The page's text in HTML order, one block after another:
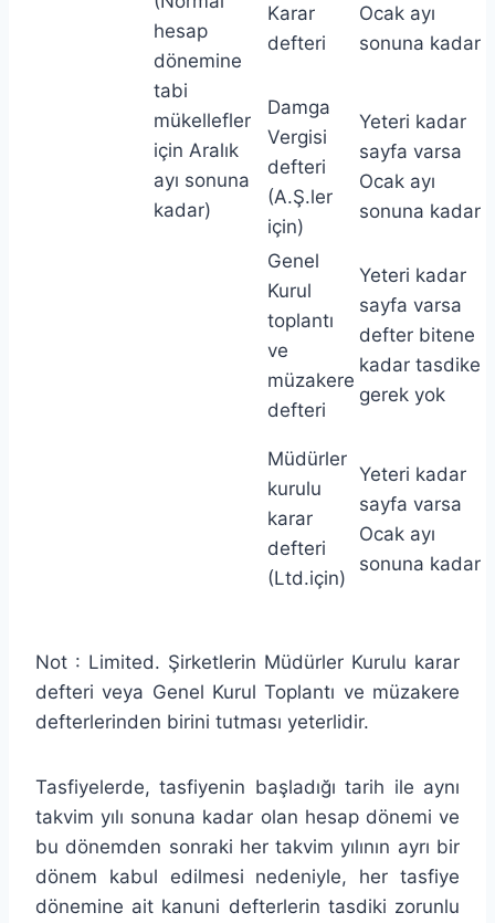
hesap
dönemine
tabi
mükellefler
için Aralık
ayı sonuna
kadar)
Karar
defteri
Ocak ayı
sonuna kadar
Damga
Vergisi
defteri
(A.Ş.ler
için)
Yeteri kadar
sayfa varsa
Ocak ayı
sonuna kadar
Genel
Kurul
toplantı
ve
müzakere
defteri
Yeteri kadar
sayfa varsa
defter bitene
kadar tasdike
gerek yok
Müdürler
kurulu
karar
defteri
(Ltd.için)
Yeteri kadar
sayfa varsa
Ocak ayı
sonuna kadar
Not : Limited. Şirketlerin Müdürler Kurulu karar
defteri veya Genel Kurul Toplantı ve müzakere
defterlerinden birini tutması yeterlidir.
Tasfiyelerde, tasfiyenin başladığı tarih ile aynı
takvim yılı sonuna kadar olan hesap dönemi ve
bu dönemden sonraki her takvim yılının ayrı bir
dönem kabul edilmesi nedeniyle, her tasfiye
dönemine ait kanuni defterlerin tasdiki zorunlu